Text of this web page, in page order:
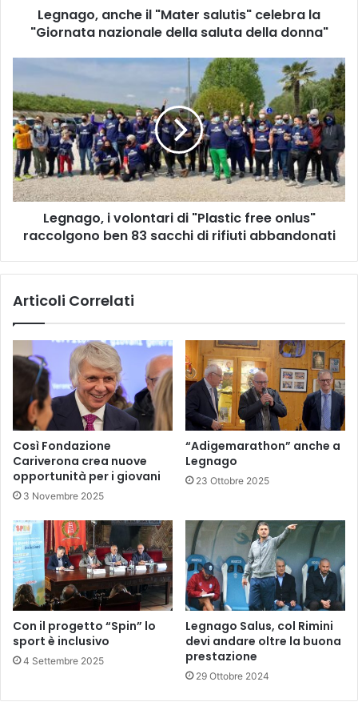
saluta
Legnago, anche il "Mater salutis" celebra la
"Giornata nazionale della saluta della donna"
volontari
di
"Plastic
free
onlus"
raccolgono
ben
sacchi
Legnago, i volontari di "Plastic free onlus"
raccolgono ben 83 sacchi di rifiuti abbandonati
Articoli Correlati
Così Fondazione
Cariverona crea nuove
opportunità per i giovani
3 Novembre 2025
“Adigemarathon” anche a
Legnago
23 Ottobre 2025
Con il progetto “Spin” lo
sport è inclusivo
4 Settembre 2025
Legnago Salus, col Rimini
devi andare oltre la buona
prestazione
29 Ottobre 2024